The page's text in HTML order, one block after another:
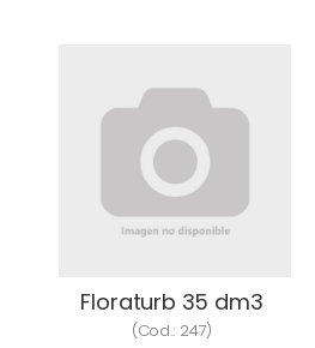
Floraturb 35 dm3
(Cod.: 247)